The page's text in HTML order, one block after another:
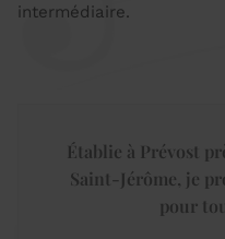
intermédiaire.
Établie à Prévost
Saint-Jérôme, je
pour